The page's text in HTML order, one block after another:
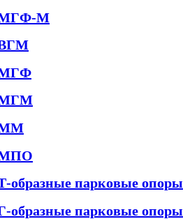
М
образные парковые опоры
образные парковые опоры